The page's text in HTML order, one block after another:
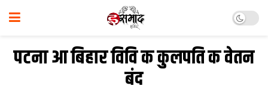
पटना आ बिहार विवि क कुलपति क वेतन
बंद